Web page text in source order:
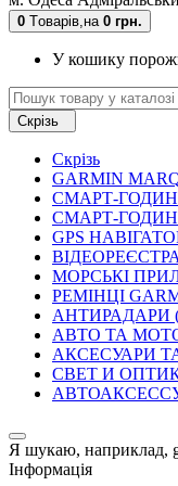
0 Tоварів,на 0 грн.
У кошику
Скрізь
Скрізь
GARMIN
СМАРТ-
СМАРТ-
GPS
МОРСЬКІ
РЕМІНЦІ
АНТИРАДАРИ
АВТО ТА
АКСЕСУАРИ
СВЕТ И
Я шукаю, наприклад,
Інформація